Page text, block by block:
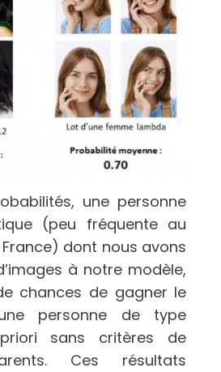
une personne
(peu fréquente au
dont nous avons
à notre modèle,
chances de gagner le
personne de type
sans critères de
Ces résultats